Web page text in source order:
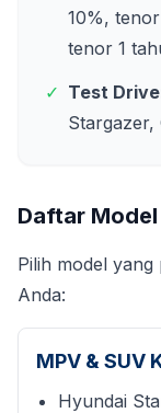
10%,
tenor 1
✓ Test
Stargazer,
Daftar
Pilih model yang
Anda:
MPV & SUV
Hyundai